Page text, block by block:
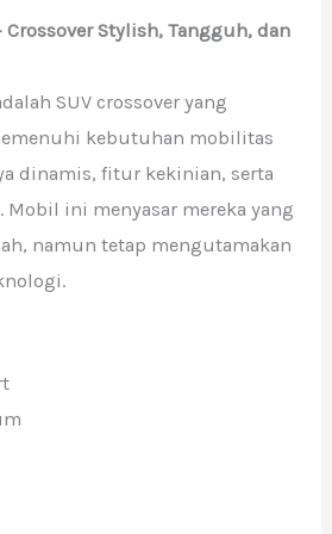
Crossover Stylish, Tangguh, dan
SUV crossover yang
kebutuhan mobilitas
dinamis, fitur kekinian, serta
ini menyasar mereka yang
namun tetap mengutamakan